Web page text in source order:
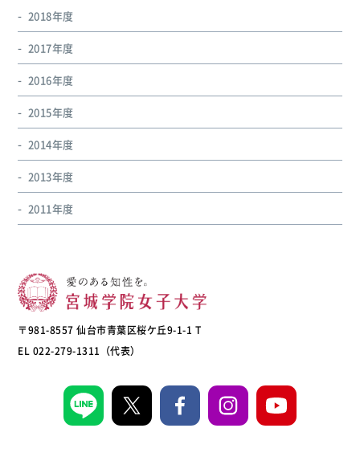
2018年度
2017年度
2016年度
2015年度
2014年度
2013年度
2011年度
〒981-8557 仙台市青葉区桜ケ丘9-1-1 T
EL 022-279-1311（代表）